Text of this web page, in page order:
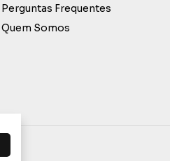
Perguntas Frequentes
Quem Somos